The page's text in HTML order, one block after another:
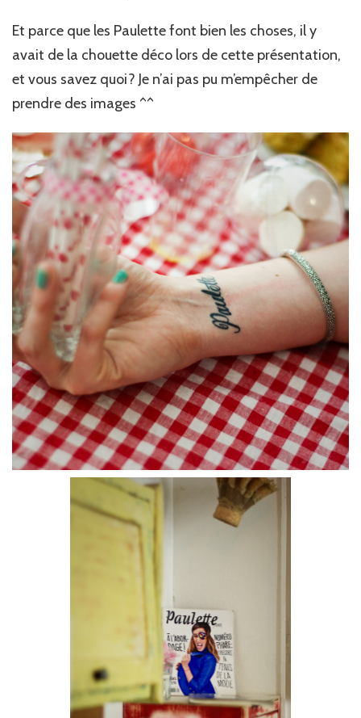
Et parce que les Paulette font bien les choses, il y
avait de la chouette déco lors de cette présentation,
et vous savez quoi? Je n’ai pas pu m’empêcher de
prendre des images ^^